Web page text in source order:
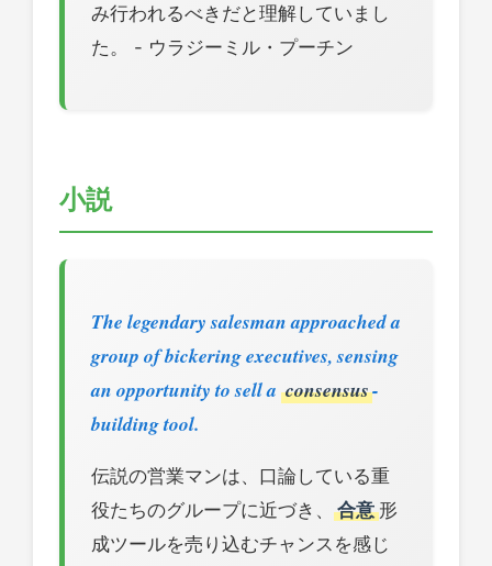
み行われるべきだと理解していまし
た。 - ウラジーミル・プーチン
小説
The legendary salesman approached a
group of bickering executives, sensing
an opportunity to sell a consensus-
building tool.
伝説の営業マンは、口論している重
役たちのグループに近づき、
合意形
成ツールを売り込むチャンスを感じ